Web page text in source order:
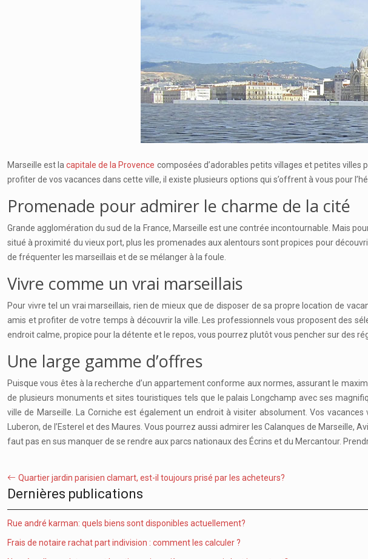
Marseille est lacapitale de la Provence composées d’adorables petits villages et petites
profiter de vos vacances dans cette ville, il existe plusieurs options qui s’offrent à vous pour
Promenade pour admirer le charme de la cité
Grande agglomération du sud de la France, Marseille est une contrée incontournable. Mais
situé à proximité du vieux port, plus les promenades aux alentours sont propices pour
de fréquenter les marseillais et de se mélanger à la foule.
Vivre comme un vrai marseillais
Pour vivre tel un vrai marseillais, rien de mieux que de disposer de sa propre location de
amis et profiter de votre temps à découvrir la ville. Les professionnels vous proposent des
endroit calme, propice pour la détente et le repos, vous pourrez plutôt vous pencher sur des
Une large gamme d’offres
Puisque vous êtes à la recherche d’un appartement conforme aux normes, assurant le
de plusieurs monuments et sites touristiques tels que le palais Longchamp avec ses
ville de Marseille. La Corniche est également un endroit à visiter absolument. Vos
Luberon, de l’Esterel et des Maures. Vous pourrez aussi admirer les Calanques de Marseille,
faut pas en sus manquer de se rendre aux parcs nationaux des Écrins et du Mercantour.
Quartier jardin parisien clamart, est-il toujours prisé par les acheteurs?
Dernières publications
Rue andré karman: quels biens sont disponibles actuellement?
Frais de notaire rachat part indivision : comment les calculer ?